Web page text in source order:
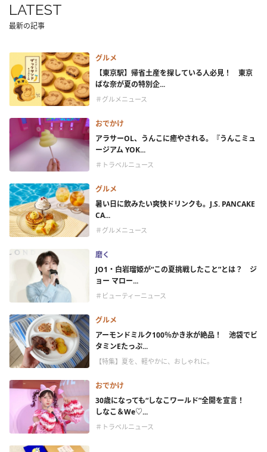
LATEST
最新の記事
グルメ
【東京駅】帰省土産を探している人必見！ 東京
ばな奈が夏の特別企...
＃グルメニュース
おでかけ
アラサーOL、うんこに癒やされる。『うんこミュ
ージアム YOK...
＃トラベルニュース
グルメ
暑い日に飲みたい爽快ドリンクも。J.S. PANCAKE
CA...
＃グルメニュース
磨く
JO1・白岩瑠姫が“この夏挑戦したこと”とは？ ジ
ョー マロー...
＃ビューティーニュース
グルメ
アーモンドミルク100％かき氷が絶品！ 池袋でビ
タミンEたっぷ...
【特集】夏を、軽やかに、おしゃれに。
おでかけ
30歳になっても“しなこワールド”全開を宣言！
しなこ＆We♡...
＃トラベルニュース